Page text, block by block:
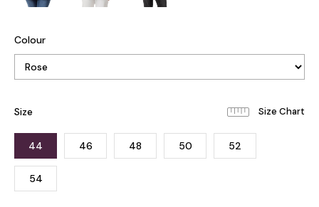
Colour
Size
44 46 48 50 52
54